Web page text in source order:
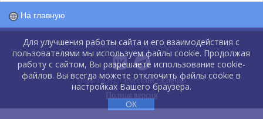
На главную
GlobalCMS.Ru 2012-2026
Язык сайта :Русский| English
Полная версия
Для улучшения работы сайта и его взаимодействия с
пользователями мы используем файлы cookie. Продолжая
работу с сайтом, Вы разрешаете использование cookie-
файлов. Вы всегда можете отключить файлы cookie в
настройках Вашего браузера.
ОК